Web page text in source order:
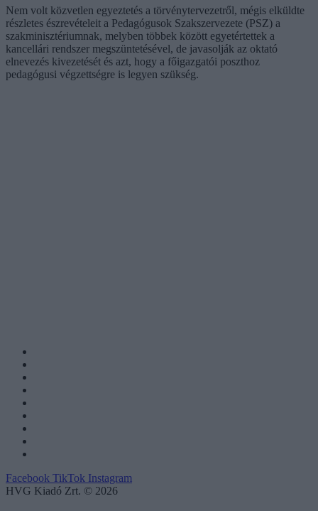
Nem volt közvetlen egyeztetés a törvénytervezetről, mégis elküldte
részletes észrevételeit a Pedagógusok Szakszervezete (PSZ) a
szakminisztériumnak, melyben többek között egyetértettek a
kancellári rendszer megszüntetésével, de javasolják az oktató
elnevezés kivezetését és azt, hogy a főigazgatói poszthoz
pedagógusi végzettségre is legyen szükség.
Facebook TikTok Instagram
HVG Kiadó Zrt. © 2026